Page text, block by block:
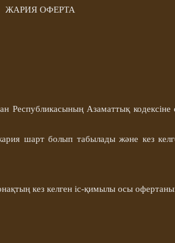
ЖАРИЯ ОФЕРТА
Азаматтық кодексіне
шарт болып табылады және кез
кез келген іс-қимылы осы